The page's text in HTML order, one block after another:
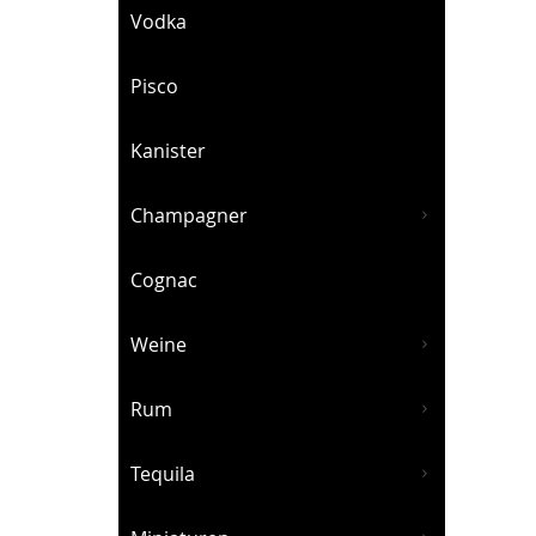
Vodka
Pisco
Kanister
Champagner
Cognac
Weine
Rum
Tequila